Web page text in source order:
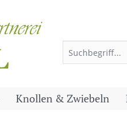
Knollen & Zwiebeln